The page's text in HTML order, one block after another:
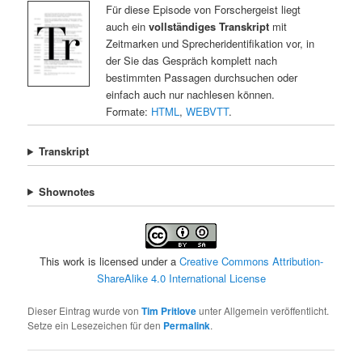
Für diese Episode von Forschergeist liegt
auch ein vollständiges Transkriptmit
Zeitmarken und Sprecheridentifikation vor, in
der Sie das Gespräch komplett nach
bestimmten Passagen durchsuchen oder
einfach auch nur nachlesen können.
Formate: HTML , WEBVTT.
Transkript
Shownotes
This work is licensed under a Creative Commons Attribution-
ShareAlike 4.0 International License
Dieser Eintrag wurde vonTim Pritloveunter Allgemein veröffentlicht.
Setze ein Lesezeichen für den Permalink.